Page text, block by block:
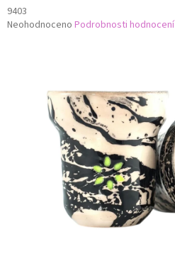
9403
Průměrné
hvězdiček.
Neohodnoceno Podrobnosti hodnocení